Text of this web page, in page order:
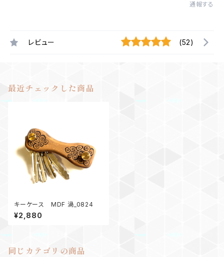
通報する
レビュー (52)
最近チェックした商品
キーケース MDF 渦_0824
¥2,880
同じカテゴリの商品